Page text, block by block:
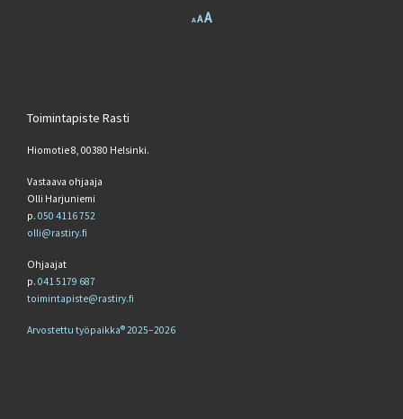
A Decrease font size.
AReset font size.
AIncrease font size.
Toimintapiste Rasti
Hiomotie 8, 00380 Helsinki.
Vastaava ohjaaja
Olli Harjuniemi
p. 050 4116 752
olli@rastiry.fi
Ohjaajat
p. 041 5179 687
toimintapiste@rastiry.fi
Arvostettu työpaikka® 2025–2026